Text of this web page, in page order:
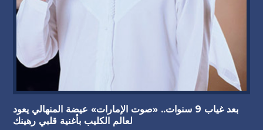
بعد غياب 9 سنوات.. «صوت الإمارات» عيضة المنهالي يعود
لعالم الكليب بأغنية قلبي رهينك